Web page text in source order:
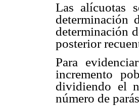
Las alícuotas
determinación
determinación
posterior
Para
incremento
dividiendo el
número de